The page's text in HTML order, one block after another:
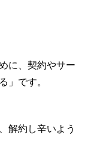
に、契約やサー
」です。
解約し辛いよう